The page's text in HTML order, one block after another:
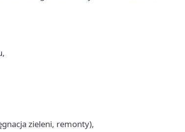
zieleni, remonty),